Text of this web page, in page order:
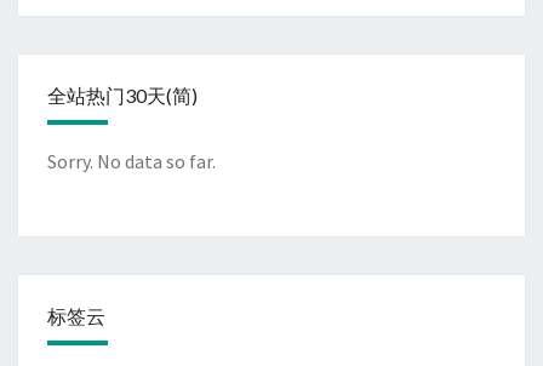
全站热门30天(简)
Sorry. No data so far.
标签云